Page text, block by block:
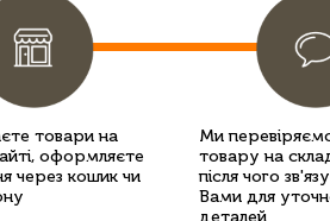
товари на
оформляєте
через кошик чи
Ми
товару на
після чого
Вами для
деталей